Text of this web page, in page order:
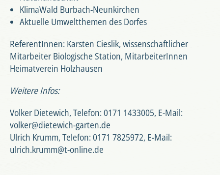
KlimaWald Burbach-Neunkirchen
Aktuelle Umweltthemen des Dorfes
ReferentInnen: Karsten Cieslik, wissenschaftlicher
Mitarbeiter Biologische Station, MitarbeiterInnen
Heimatverein Holzhausen
Weitere Infos:
Volker Dietewich, Telefon: 0171 1433005, E-Mail:
volker@dietewich-garten.de
Ulrich Krumm, Telefon: 0171 7825972, E-Mail:
ulrich.krumm@t-online.de